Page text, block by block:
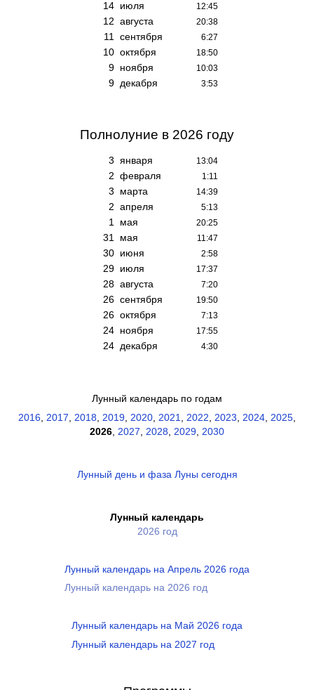
14 июля 12:45
12 августа 20:38
11 сентября 6:27
10 октября 18:50
9 ноября 10:03
9 декабря 3:53
Полнолуние в 2026 году
3 января 13:04
2 февраля 1:11
3 марта 14:39
2 апреля 5:13
1 мая 20:25
31 мая 11:47
30 июня 2:58
29 июля 17:37
28 августа 7:20
26 сентября 19:50
26 октября 7:13
24 ноября 17:55
24 декабря 4:30
Лунный календарь по годам
2016, 2017, 2018, 2019, 2020, 2021, 2022, 2023, 2024, 2025,
2026, 2027, 2028, 2029, 2030
Лунный день и фаза Луны сегодня
Лунный календарь
2026 год
Лунный календарь на Апрель 2026 года
Лунный календарь на 2026 год
Лунный календарь на Май 2026 года
Лунный календарь на 2027 год